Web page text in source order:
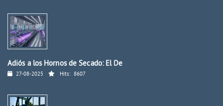
Adiós a los Hornos de Secado: El De
27-08-2025 Hits: 8607